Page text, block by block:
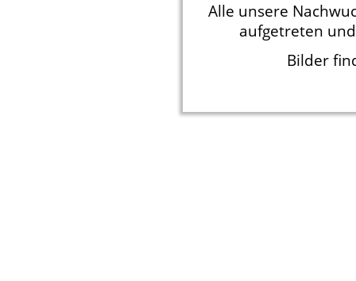
Alle unsere
aufgetreten
Bilder